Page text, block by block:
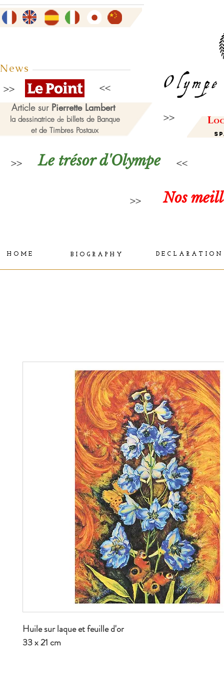
News
Article sur Pierrette Lambert
la dessinatrice debillets de Banque
et de Timbres Postaux
L
Le trésor d'Olympe
Nos
H O M E B I O G R A P H Y D E C L A R A T I O N
Huile sur laque et feuille d'or
33 x 21 cm